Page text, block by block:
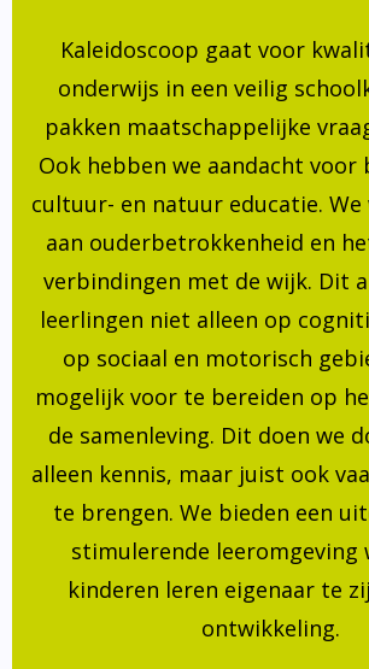
Kaleidoscoop gaat voor
onderwijs in een veilig
pakken maatschappelijke
Ook hebben we aandacht voor
cultuur- en natuur educatie.
aan ouderbetrokkenheid en
verbindingen met de wijk. Dit
leerlingen niet alleen op
op sociaal en motorisch
mogelijk voor te bereiden op
de samenleving. Dit doen we
alleen kennis, maar juist ook
te brengen. We bieden een
stimulerende leeromgeving
kinderen leren eigenaar te
ontwikkeling.